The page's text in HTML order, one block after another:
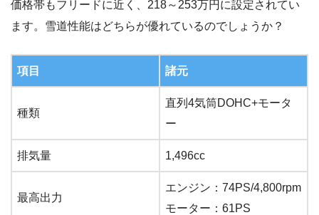
価格帯もフリードに近く、218～253万円に設定されてい
ます。雪道性能はどちらが優れているのでしょうか？
項目 諸元
種類
直列4気筒DOHC+モータ
ー
排気量 1,496cc
最高出力
エンジン：74PS/4,800rpm
モーター：61PS